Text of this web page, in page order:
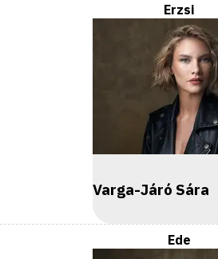
Erzsi
Varga-Járó Sára
Ede